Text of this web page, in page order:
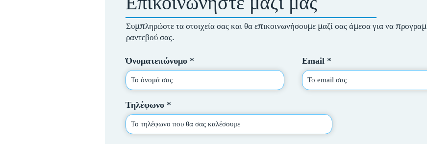
Συμπληρώστε τα στοιχεία σας και θα επικοινωνήσουμε μαζί σας άμεσα για να
ραντεβού σας.
Όνοματεπώνυμο Email
Τηλέφωνο